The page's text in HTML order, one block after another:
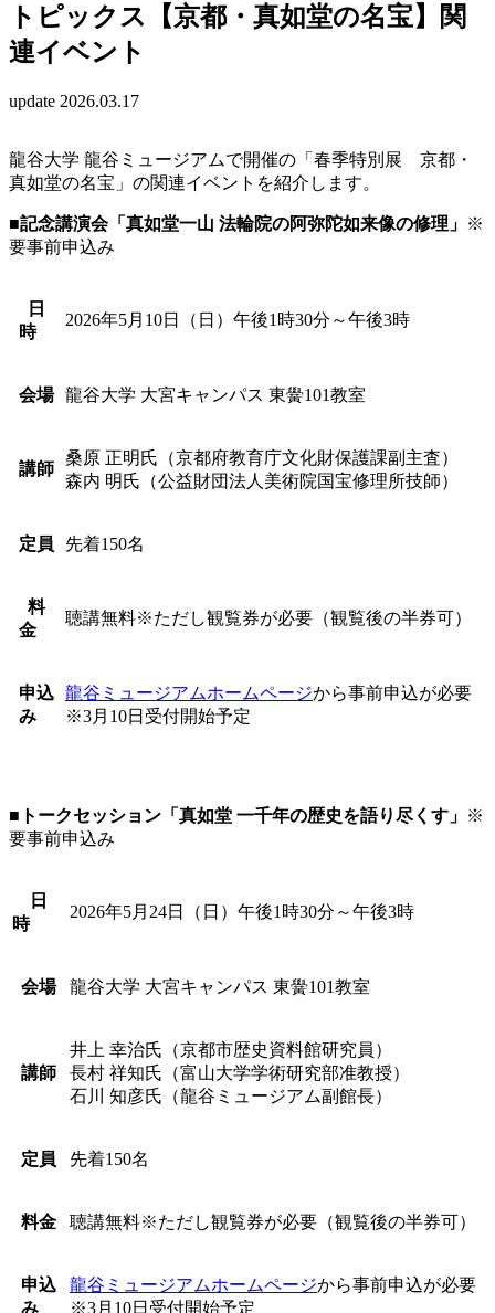
トピックス【京都・真如堂の名宝】関
連イベント
update 2026.03.17
龍谷大学 龍谷ミュージアムで開催の「春季特別展 京都・
真如堂の名宝」の関連イベントを紹介します。
■記念講演会「真如堂一山 法輪院の阿弥陀如来像の修理」 ※
要事前申込み
日
時
2026年5月10日（日）午後1時30分～午後3時
会場 龍谷大学 大宮キャンパス 東黌101教室
講師
桑原 正明氏（京都府教育庁文化財保護課副主査）
森内 明氏（公益財団法人美術院国宝修理所技師）
定員 先着150名
料
金
聴講無料※ただし観覧券が必要（観覧後の半券可）
申込
み
龍谷ミュージアムホームページから事前申込が必要
※3月10日受付開始予定
■トークセッション「真如堂 一千年の歴史を語り尽くす」 ※
要事前申込み
日
時
2026年5月24日（日）午後1時30分～午後3時
会場 龍谷大学 大宮キャンパス 東黌101教室
講師
井上 幸治氏（京都市歴史資料館研究員）
長村 祥知氏（富山大学学術研究部准教授）
石川 知彦氏（龍谷ミュージアム副館長）
定員 先着150名
料金 聴講無料※ただし観覧券が必要（観覧後の半券可）
申込
み
龍谷ミュージアムホームページから事前申込が必要
※3月10日受付開始予定